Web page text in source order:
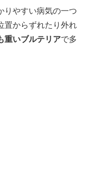
りやすい病気の一つ
置からずれたり外れ
重いブルテリアで多